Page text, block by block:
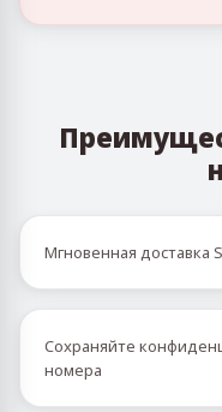
Мгновенная доставка
Сохраняйте
номера